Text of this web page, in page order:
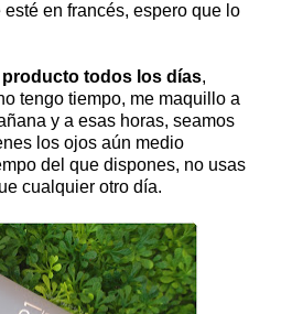
en francés, espero que lo
producto todos los días,
tengo tiempo, me maquillo a
y a esas horas, seamos
los ojos aún medio
del que dispones, no usas
cualquier otro día.